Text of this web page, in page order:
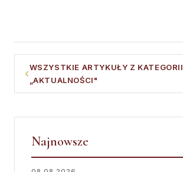
WSZYSTKIE ARTYKUŁY Z KATEGORII
„AKTUALNOŚCI"
Najnowsze